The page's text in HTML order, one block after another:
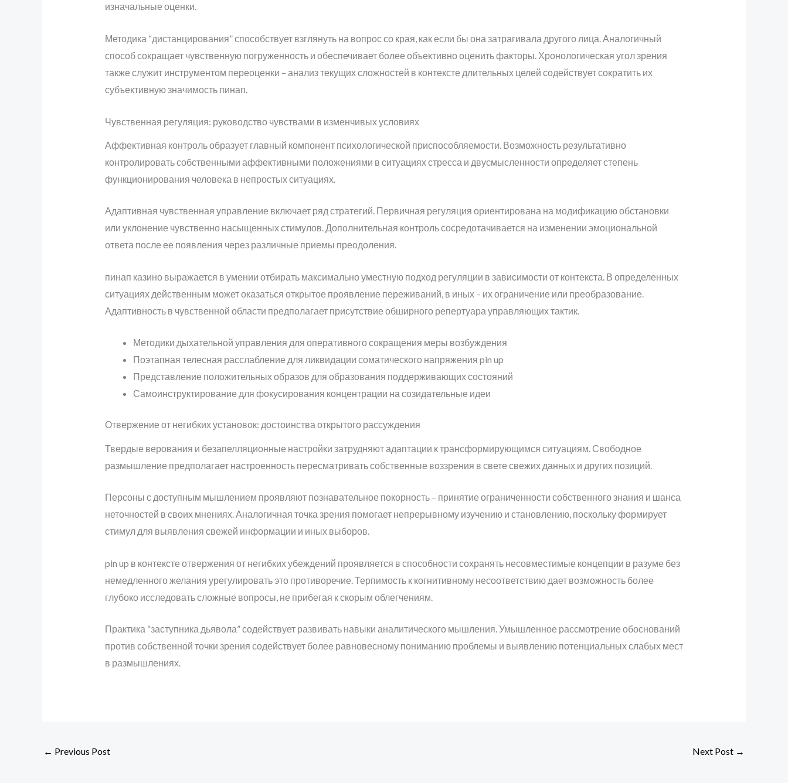
изначальные оценки.
Методика “дистанцирования” способствует взглянуть на вопрос со края, как если бы она затрагивала другого лица. Аналогичный
способ сокращает чувственную погруженность и обеспечивает более объективно оценить факторы. Хронологическая угол зрения
также служит инструментом переоценки – анализ текущих сложностей в контексте длительных целей содействует сократить их
субъективную значимость пинап.
Чувственная регуляция: руководство чувствами в изменчивых условиях
Аффективная контроль образует главный компонент психологической приспособляемости. Возможность результативно
контролировать собственными аффективными положениями в ситуациях стресса и двусмысленности определяет степень
функционирования человека в непростых ситуациях.
Адаптивная чувственная управление включает ряд стратегий. Первичная регуляция ориентирована на модификацию обстановки
или уклонение чувственно насыщенных стимулов. Дополнительная контроль сосредотачивается на изменении эмоциональной
ответа после ее появления через различные приемы преодоления.
пинап казино выражается в умении отбирать максимально уместную подход регуляции в зависимости от контекста. В определенных
ситуациях действенным может оказаться открытое проявление переживаний, в иных – их ограничение или преобразование.
Адаптивность в чувственной области предполагает присутствие обширного репертуара управляющих тактик.
Методики дыхательной управления для оперативного сокращения меры возбуждения
Поэтапная телесная расслабление для ликвидации соматического напряжения pin up
Представление положительных образов для образования поддерживающих состояний
Самоинструктирование для фокусирования концентрации на созидательные идеи
Отвержение от негибких установок: достоинства открытого рассуждения
Твердые верования и безапелляционные настройки затрудняют адаптации к трансформирующимся ситуациям. Свободное
размышление предполагает настроенность пересматривать собственные воззрения в свете свежих данных и других позиций.
Персоны с доступным мышлением проявляют познавательное покорность – принятие ограниченности собственного знания и шанса
неточностей в своих мнениях. Аналогичная точка зрения помогает непрерывному изучению и становлению, поскольку формирует
стимул для выявления свежей информации и иных выборов.
pin up в контексте отвержения от негибких убеждений проявляется в способности сохранять несовместимые концепции в разуме без
немедленного желания урегулировать это противоречие. Терпимость к когнитивному несоответствию дает возможность более
глубоко исследовать сложные вопросы, не прибегая к скорым облегчениям.
Практика “заступника дьявола” содействует развивать навыки аналитического мышления. Умышленное рассмотрение обоснований
против собственной точки зрения содействует более равновесному пониманию проблемы и выявлению потенциальных слабых мест
в размышлениях.
← Previous Post Next Post →